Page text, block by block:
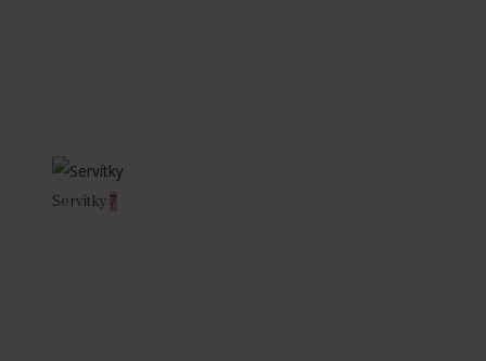
Servítky7